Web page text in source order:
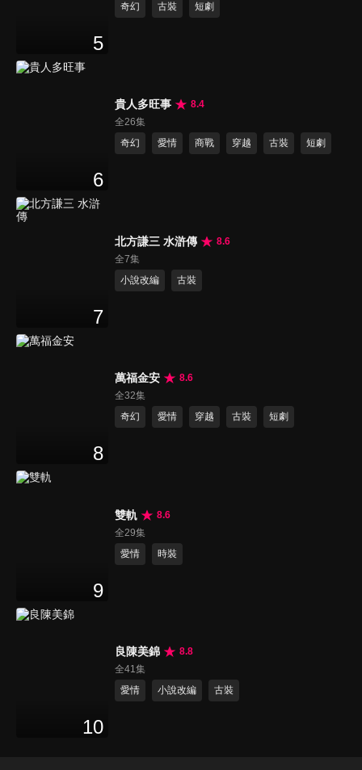
5
奇幻
古裝 短劇
6
貴人多旺事
8.4
全26集
奇幻
愛情 商戰 穿越 古裝 短劇
7
北方謙三 水滸傳
8.6
全7集
小說改編
古裝
8
萬福金安
8.6
全32集
奇幻
愛情 穿越 古裝 短劇
9
雙軌
8.6
全29集
愛情
時裝
10
良陳美錦
8.8
全41集
愛情
小說改編 古裝